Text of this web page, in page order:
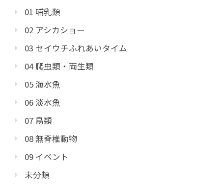
01 哺乳類
02 アシカショー
03 セイウチふれあいタイム
04 爬虫類・両生類
05 海水魚
06 淡水魚
07 鳥類
08 無脊椎動物
09 イベント
未分類